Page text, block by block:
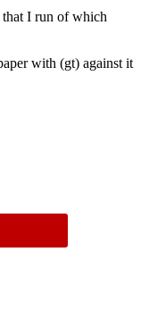
that I run of which
with (gt) against it